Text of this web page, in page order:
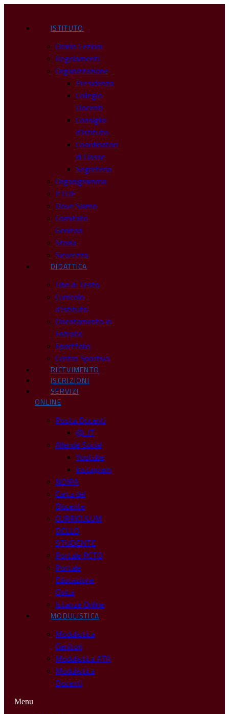
ISTITUTO
Orario Lezioni
Regolamenti
Organizzazione
Presidenza
Collegio
Docenti
Consiglio
d’Istituto
Coordinatori
di Classe
Segreteria
Organigramma
PTOF
Dove Siamo
Comitato
Genitori
Storia
Sicurezza
DIDATTICA
Libri di Testo
Curricolo
d’Istituto
Orientamento in
Entrata
Eportfolio
Centro Sportivo
RICEVIMENTO
ISCRIZIONI
SERVIZI
ONLINE
Posta Docenti
@ .IT
Allende Social
Youtube
Instagram
NOIPA
Carta del
Docente
CURRICULUM
DELLO
STUDENTE
Portale PCTO
Portale
Educazione
Civica
Istanze Online
MODULISTICA
Modulistica
Genitori
Modulistica ATA
Modulistica
Docenti
Menu